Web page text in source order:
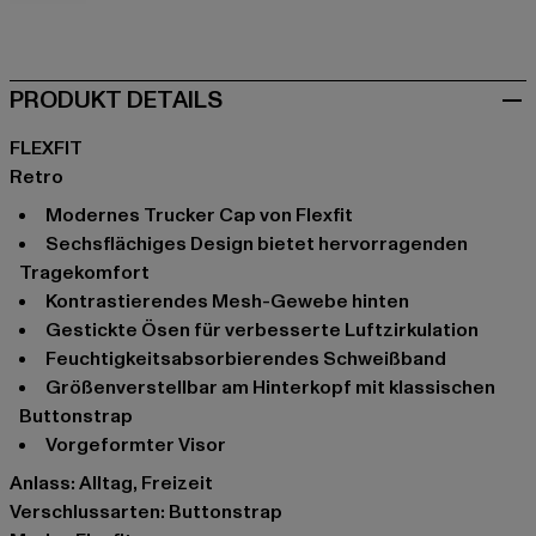
PRODUKT DETAILS
FLEXFIT
Retro
Modernes Trucker Cap von Flexfit
Sechsflächiges Design bietet hervorragenden
Tragekomfort
Kontrastierendes Mesh-Gewebe hinten
Gestickte Ösen für verbesserte Luftzirkulation
Feuchtigkeitsabsorbierendes Schweißband
Größenverstellbar am Hinterkopf mit klassischen
Buttonstrap
Vorgeformter Visor
Anlass: Alltag, Freizeit
Verschlussarten: Buttonstrap